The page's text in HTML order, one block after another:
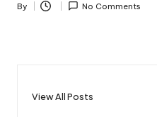
Posted
By No Comments
View All Posts